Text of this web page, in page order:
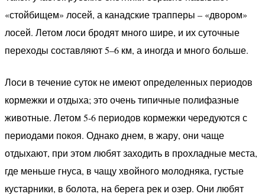
«стойбищем» лосей, а канадские трапперы – «двором»
лосей. Летом лоси бродят много шире, и их суточные
переходы составляют 5–6 км, а иногда и много больше.
Лоси в течение суток не имеют определенных периодов
кормежки и отдыха; это очень типичные полифазные
животные. Летом 5-6 периодов кормежки чередуются с
периодами покоя. Однако днем, в жару, они чаще
отдыхают, при этом любят заходить в прохладные места,
где меньше гнуса, в чащу хвойного молодняка, густые
кустарники, в болота, на берега рек и озер. Они любят